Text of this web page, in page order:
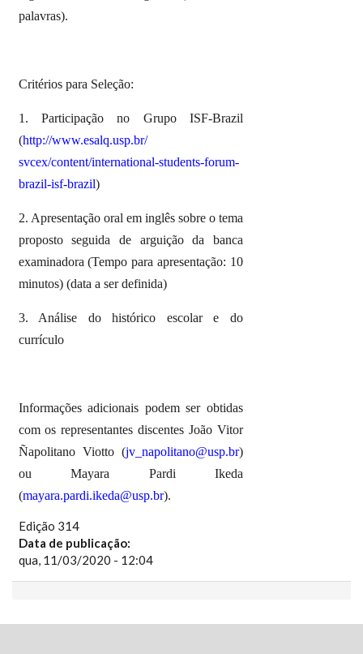
palavras).
Critérios para Seleção:
1. Participação no Grupo ISF-Brazil
(http://www.esalq.usp.br/
svcex/content/international-students-forum-
brazil-isf-brazil)
2. Apresentação oral em inglês sobre o tema
proposto seguida de arguição da banca
examinadora (Tempo para apresentação: 10
minutos) (data a ser definida)
3. Análise do histórico escolar e do
currículo
Informações adicionais podem ser obtidas
com os representantes discentes João Vitor
Ñapolitano Viotto (jv_napolitano@usp.br)
ou Mayara Pardi Ikeda
(mayara.pardi.ikeda@usp.br).
Edição 314
Data de publicação:
qua, 11/03/2020 - 12:04